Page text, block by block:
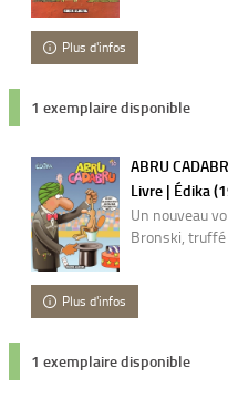
Plus d'infos
1 exemplaire disponible
ABRU
Livre | Édika
Un nouveau
Bronski, truffé
Plus d'infos
1 exemplaire disponible